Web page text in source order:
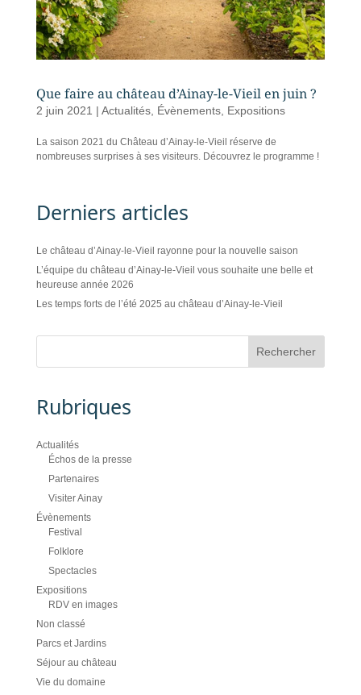
Que faire au château d’Ainay-le-Vieil en juin ?
2 juin 2021 | Actualités, Évènements, Expositions
La saison 2021 du Château d’Ainay-le-Vieil réserve de
nombreuses surprises à ses visiteurs. Découvrez le programme !
Derniers articles
Le château d’Ainay-le-Vieil rayonne pour la nouvelle saison
L’équipe du château d’Ainay-le-Vieil vous souhaite une belle et
heureuse année 2026
Les temps forts de l’été 2025 au château d’Ainay-le-Vieil
Rubriques
Actualités
Échos de la presse
Partenaires
Visiter Ainay
Évènements
Festival
Folklore
Spectacles
Expositions
RDV en images
Non classé
Parcs et Jardins
Séjour au château
Vie du domaine